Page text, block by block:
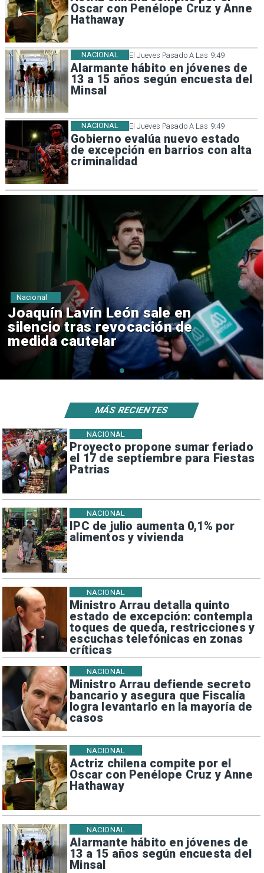
Oscar con Penélope Cruz y Anne
Hathaway
El Jueves Pasado A Las 9:49
Alarmante hábito en jóvenes de
13 a 15 años según encuesta del
Minsal
NACIONAL
El Jueves Pasado A Las 9:49
Gobierno evalúa nuevo estado
de excepción en barrios con alta
criminalidad
NACIONAL
Chile y Venezuela formalizan
reinicio de relaciones
consulares
Nacional
Proyecto propone sumar feriado
el 17 de septiembre para Fiestas
Patrias
NACIONAL
IPC de julio aumenta 0,1% por
alimentos y vivienda
NACIONAL
Ministro Arrau detalla quinto
estado de excepción: contempla
toques de queda, restricciones y
escuchas telefónicas en zonas
críticas
NACIONAL
Ministro Arrau defiende secreto
bancario y asegura que Fiscalía
logra levantarlo en la mayoría de
casos
NACIONAL
Actriz chilena compite por el
Oscar con Penélope Cruz y Anne
Hathaway
NACIONAL
Alarmante hábito en jóvenes de
13 a 15 años según encuesta del
Minsal
NACIONAL
MÁS RECIENTES